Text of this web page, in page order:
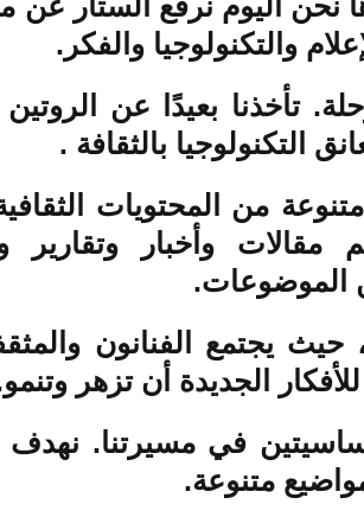
والتكنولوجيا والفكر.
بعيدًا عن الروتين
التكنولوجيا بالثقافة .
من المحتويات الثقافية
مقالات وأخبار وتقارير
الموضوعات.
حيث يجتمع الفنانون
الجديدة أن تزهر
في مسيرتنا. نهدف
متنوعة.